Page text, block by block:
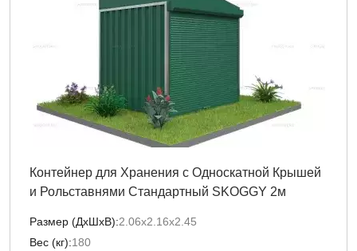
Контейнер для Хранения с Односкатной Крышей
и Рольставнями Стандартный SKOGGY 2м
Размер (ДxШxВ):2.06х2.16х2.45
Вес (кг):180